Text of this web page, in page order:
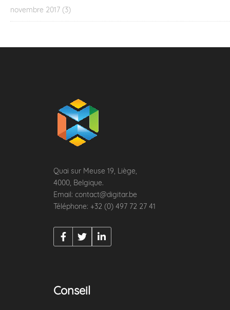
novembre 2017 (3)
Quai sur Meuse 19, Liège,
4000, Belgique.
Email: contact@digitar.be
Téléphone: +32 (0) 497 72 27 41
Conseil